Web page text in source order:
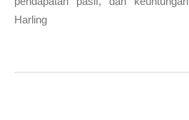
Harling